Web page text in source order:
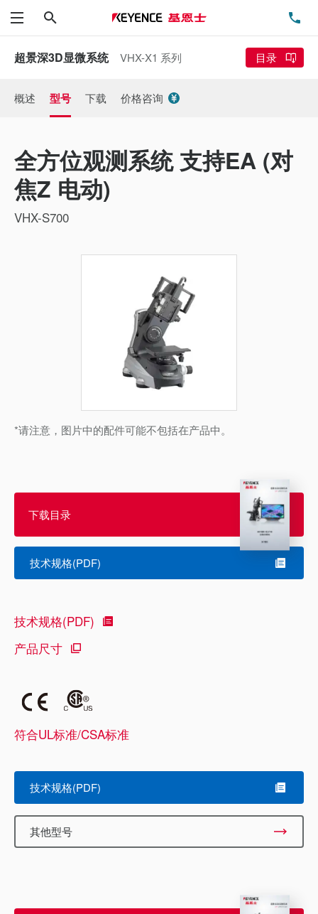
菜单
超景深3D显微系统 VHX-X1 系列 目录
概述 型号 下载 价格咨询
全方位观测系统 支持EA (对
焦Z 电动)
VHX-S700
*请注意，图片中的配件可能不包括在产品中。
下载目录
技术规格(PDF)
技术规格(PDF)
产品尺寸
符合UL标准/CSA标准
技术规格(PDF)
其他型号